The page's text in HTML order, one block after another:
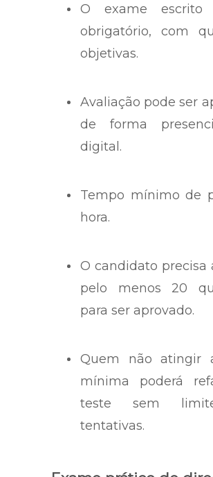
O exame escrito
obrigatório, com
objetivas.
Avaliação pode ser
de forma
digital.
Tempo mínimo de
hora.
O candidato precisa
pelo menos 20
para ser aprovado.
Quem não atingir
mínima poderá
teste sem
tentativas.